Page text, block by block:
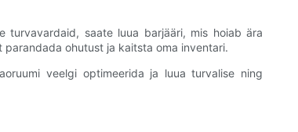
turvavardaid, saate luua barjääri, mis hoiab ära
ohutust ja kaitsta oma inventari.
veelgi optimeerida ja luua turvalise ning